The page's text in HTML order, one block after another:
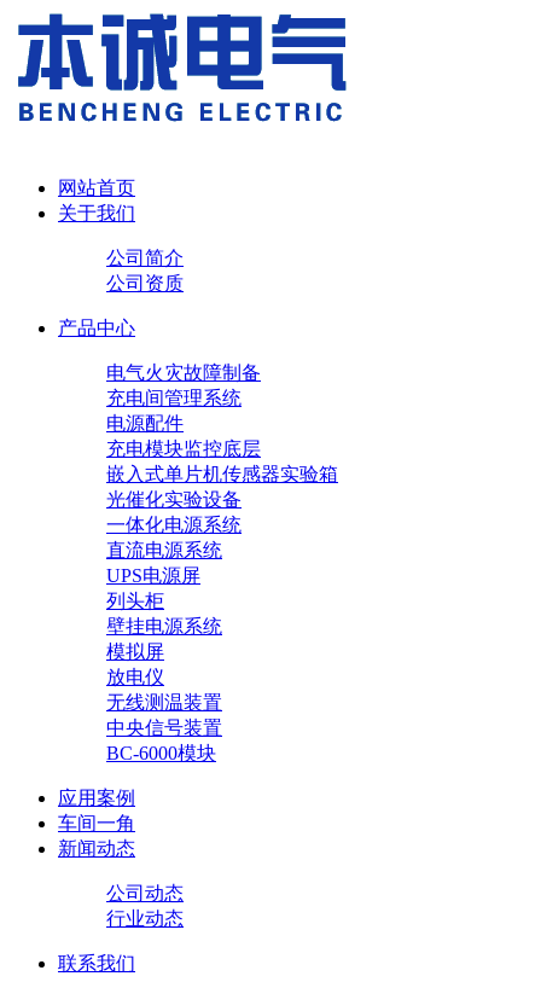
网站首页
关于我们
公司简介
公司资质
产品中心
电气火灾故障制备
充电间管理系统
电源配件
充电模块监控底层
嵌入式单片机传感器实验箱
光催化实验设备
一体化电源系统
直流电源系统
UPS电源屏
列头柜
壁挂电源系统
模拟屏
放电仪
无线测温装置
中央信号装置
BC-6000模块
应用案例
车间一角
新闻动态
公司动态
行业动态
联系我们